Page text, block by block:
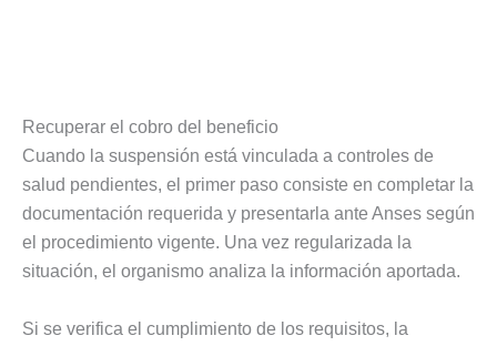
Recuperar el cobro del beneficio
Cuando la suspensión está vinculada a controles de
salud pendientes, el primer paso consiste en completar la
documentación requerida y presentarla ante Anses según
el procedimiento vigente. Una vez regularizada la
situación, el organismo analiza la información aportada.
Si se verifica el cumplimiento de los requisitos, la